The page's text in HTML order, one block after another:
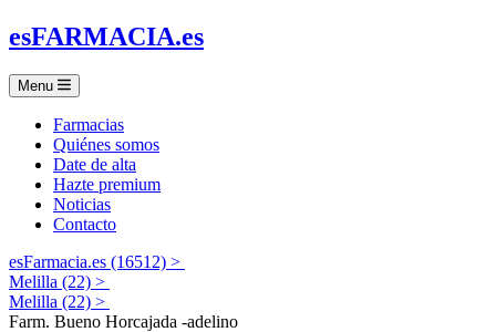
esFARMACIA.es
Menu
Farmacias
Quiénes somos
Date de alta
Hazte premium
Noticias
Contacto
esFarmacia.es (16512) >
Melilla (22) >
Melilla (22) >
Farm. Bueno Horcajada -adelino